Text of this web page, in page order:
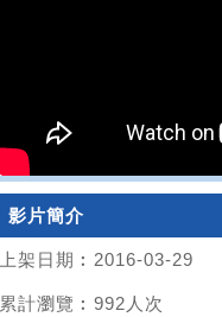
影片簡介
上架日期︰2016-03-29
累計瀏覽︰992人次